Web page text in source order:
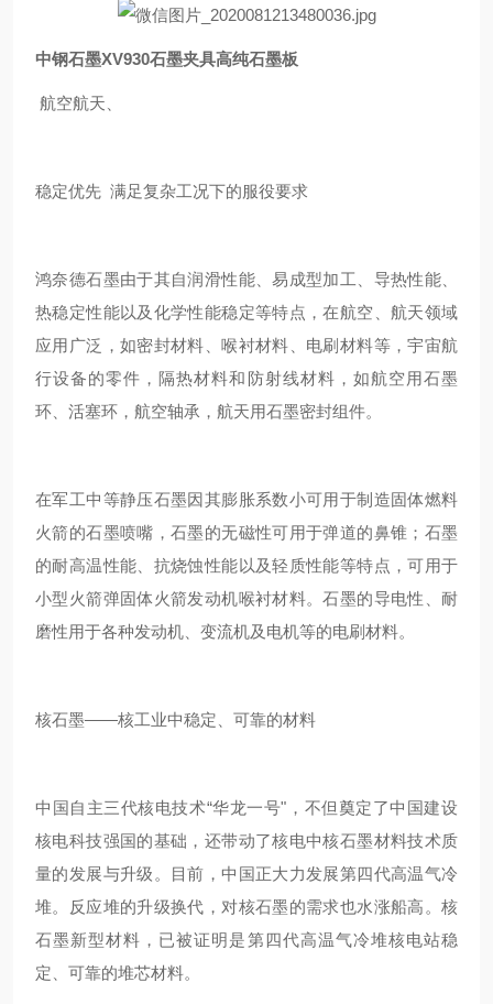
中钢石墨XV930石墨夹具高纯石墨板
航空航天、
稳定优先 满足复杂工况下的服役要求
鸿奈德石墨由于其自润滑性能、易成型加工、导热性能、
热稳定性能以及化学性能稳定等特点，在航空、航天领域
应用广泛，如密封材料、喉衬材料、电刷材料等，宇宙航
行设备的零件，隔热材料和防射线材料，如航空用石墨
环、活塞环，航空轴承，航天用石墨密封组件。
在军工中等静压石墨因其膨胀系数小可用于制造固体燃料
火箭的石墨喷嘴，石墨的无磁性可用于弹道的鼻锥；石墨
的耐高温性能、抗烧蚀性能以及轻质性能等特点，可用于
小型火箭弹固体火箭发动机喉衬材料。石墨的导电性、耐
磨性用于各种发动机、变流机及电机等的电刷材料。
核石墨——核工业中稳定、可靠的材料
中国自主三代核电技术“华龙一号"，不但奠定了中国建设
核电科技强国的基础，还带动了核电中核石墨材料技术质
量的发展与升级。目前，中国正大力发展第四代高温气冷
堆。反应堆的升级换代，对核石墨的需求也水涨船高。核
石墨新型材料，已被证明是第四代高温气冷堆核电站稳
定、可靠的堆芯材料。